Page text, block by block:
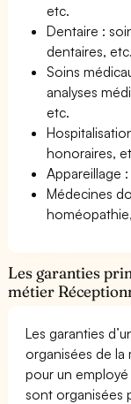
etc.
Dentaire :
dentaires, etc.
Soins
analyses
etc.
honoraires,
Appareillage
Médecines
Les garanties
métier
Les garanties
organisées de la
pour un employé
sont organisées